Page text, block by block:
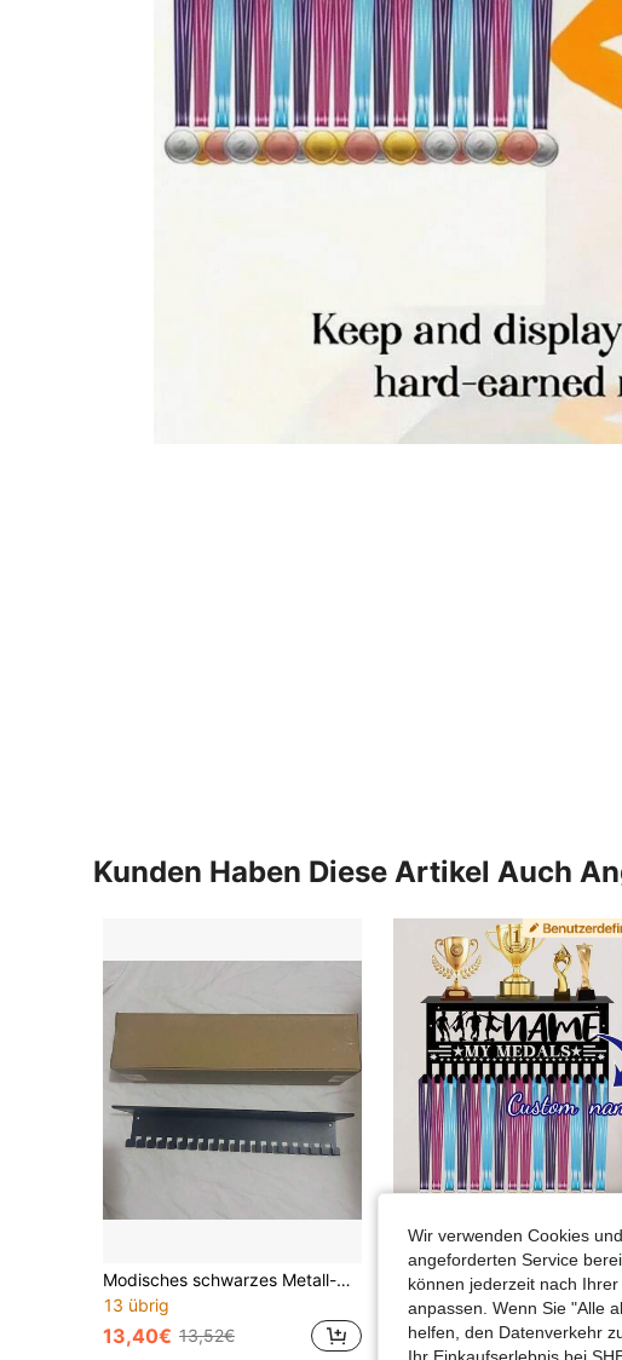
Kunden Haben Diese Artikel Auch
Modisches schwarzes Metall-Medaillen-Display-Regal mit Haken - einfache Installation, perfekt zum Ausstellen von sportlichen Erfolgen, Ehrenmedaillen und inspirierenden Geschenken, minimalistisches Design, kann mehrere Medaillen halten, Medaillen-Hänge-Display-Regal
13 übrig
13,40€ 13,52€
14,82€
Wir verwenden Cookies
angeforderten Service
können jederzeit nach
anpassen. Wenn Sie "Alle
helfen, den Datenverkehr